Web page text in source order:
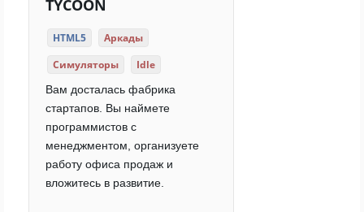
TYCOON
HTML5
Аркады
Симуляторы
Idle
Вам досталась фабрика
стартапов. Вы наймете
программистов с
менеджментом, организуете
работу офиса продаж и
вложитесь в развитие.